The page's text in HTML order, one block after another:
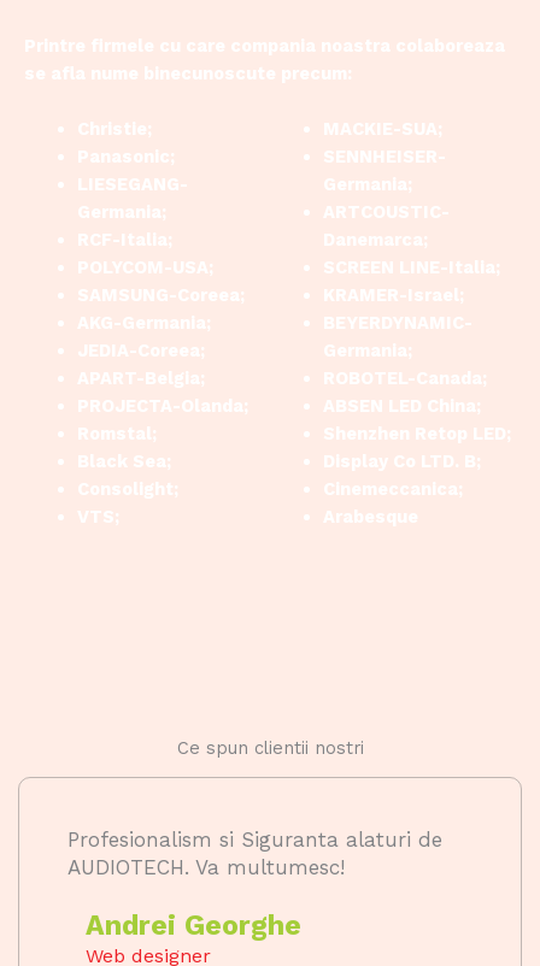
Printre firmele cu care compania noastra colaboreaza
se afla nume binecunoscute precum:
Christie;
Panasonic;
LIESEGANG-
Germania;
RCF-Italia;
POLYCOM-USA;
SAMSUNG-Coreea;
AKG-Germania;
JEDIA-Coreea;
APART-Belgia;
PROJECTA-Olanda;
Romstal;
Black Sea;
Consolight;
VTS;
MACKIE-SUA;
SENNHEISER-
Germania;
ARTCOUSTIC-
Danemarca;
SCREEN LINE-Italia;
KRAMER-Israel;
BEYERDYNAMIC-
Germania;
ROBOTEL-Canada;
ABSEN LED China;
Shenzhen Retop LED;
Display Co LTD. B;
Cinemeccanica;
Arabesque
Ce spun clientii nostri
Profesionalism si Siguranta alaturi de
AUDIOTECH. Va multumesc!
Andrei Georghe
Web designer